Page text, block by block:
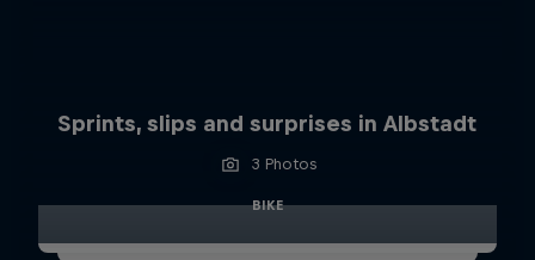
Sprints, slips and surprises in Albstadt
3 Photos
BIKE